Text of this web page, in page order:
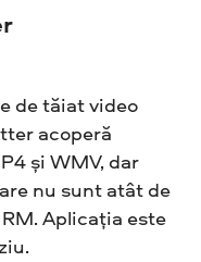
de tăiat video
acoperă
și WMV, dar
nu sunt atât de
Aplicația este